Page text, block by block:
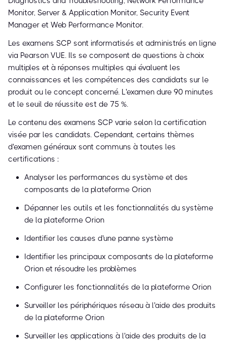
Monitor, Server & Application Monitor, Security Event
Manager et Web Performance Monitor.
Les examens SCP sont informatisés et administrés en ligne
via Pearson VUE. Ils se composent de questions à choix
multiples et à réponses multiples qui évaluent les
connaissances et les compétences des candidats sur le
produit ou le concept concerné. L'examen dure 90 minutes
et le seuil de réussite est de 75 %.
Le contenu des examens SCP varie selon la certification
visée par les candidats. Cependant, certains thèmes
d'examen généraux sont communs à toutes les
certifications :
Analyser les performances du système et des
composants de la plateforme Orion
Dépanner les outils et les fonctionnalités du système
de la plateforme Orion
Identifier les causes d'une panne système
Identifier les principaux composants de la plateforme
Orion et résoudre les problèmes
Configurer les fonctionnalités de la plateforme Orion
Surveiller les périphériques réseau à l'aide des produits
de la plateforme Orion
Surveiller les applications à l'aide des produits de la